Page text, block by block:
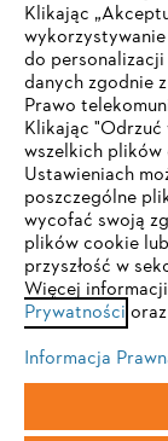
STIHL FAQ
Serwis
Polityka
Informacje
"ANDREAS
TWOJA
Korzystasz z
celu
przejście do
Firefox
Klikając
do
danych zgodnie
Prawo
Klikając "Odrzuć
wszelkich plików
Ustawieniach
poszczególne
wycofać swoją
plików cookie
przyszłość w
Więcej
Prywatności
Informacja